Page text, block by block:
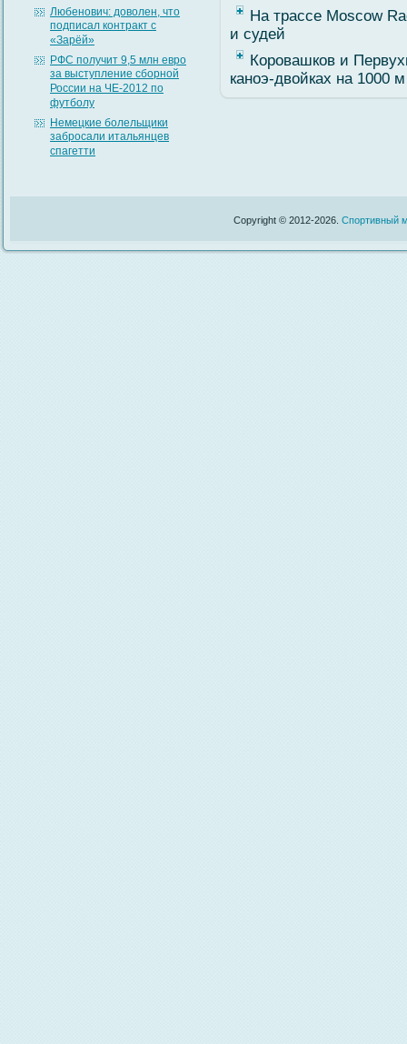
Любенович: доволен, что
подписал контракт с
«Зарёй»
РФС получит 9,5 млн евро
за выступление сборной
России на ЧЕ-2012 по
футболу
Немецкие болельщики
забросали итальянцев
спагетти
На трассе Moscow
и судей
Коровашков и
каноэ-двойках на 1000 м
Copyright © 2012-2026. Спортивный